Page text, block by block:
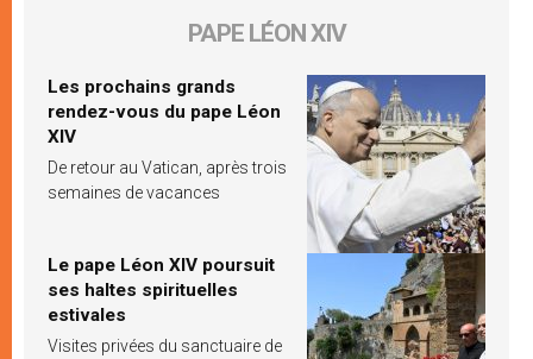
PAPE LÉON XIV
Les prochains grands
rendez-vous du pape Léon
XIV
De retour au Vatican, après trois
semaines de vacances
Le pape Léon XIV poursuit
ses haltes spirituelles
estivales
Visites privées du sanctuaire de